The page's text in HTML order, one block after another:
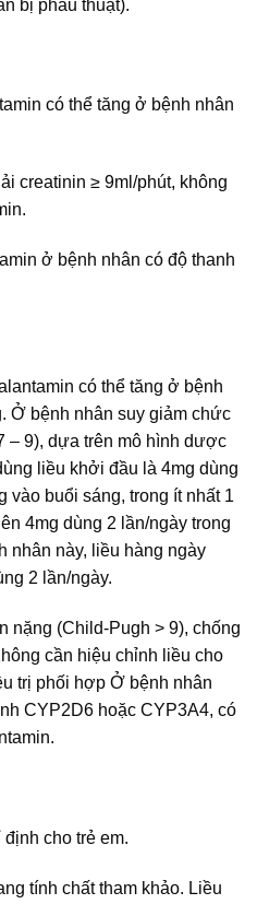
bị phẫu thuật).
có thể tăng ở bệnh nhân
creatinin ≥ 9ml/phút, không
ở bệnh nhân có độ thanh
có thể tăng ở bệnh
Ở bệnh nhân suy giảm chức
– 9), dựa trên mô hình dược
liều khởi đầu là 4mg dùng
vào buổi sáng, trong ít nhất 1
4mg dùng 2 lần/ngày trong
nhân này, liều hàng ngày
2 lần/ngày.
nặng (Child-Pugh > 9), chống
cần hiệu chỉnh liều cho
trị phối hợp Ở bệnh nhân
CYP2D6 hoặc CYP3A4, có
cho trẻ em.
tính chất tham khảo. Liều